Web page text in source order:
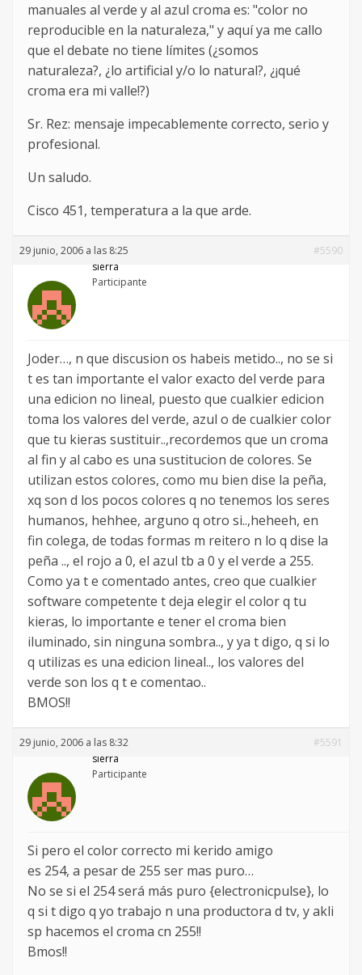
manuales al verde y al azul croma es: "color no
reproducible en la naturaleza," y aquí ya me callo
que el debate no tiene límites (¿somos
naturaleza?, ¿lo artificial y/o lo natural?, ¿¡qué
croma era mi valle!?)
Sr. Rez: mensaje impecablemente correcto, serio y
profesional.
Un saludo.
Cisco 451, temperatura a la que arde.
29 junio, 2006 a las 8:25
#5590
sierra
Participante
Joder…, n que discusion os habeis metido.., no se si
t es tan importante el valor exacto del verde para
una edicion no lineal, puesto que cualkier edicion
toma los valores del verde, azul o de cualkier color
que tu kieras sustituir..,recordemos que un croma
al fin y al cabo es una sustitucion de colores. Se
utilizan estos colores, como mu bien dise la peña,
xq son d los pocos colores q no tenemos los seres
humanos, hehhee, arguno q otro si..,heheeh, en
fin colega, de todas formas m reitero n lo q dise la
peña .., el rojo a 0, el azul tb a 0 y el verde a 255.
Como ya t e comentado antes, creo que cualkier
software competente t deja elegir el color q tu
kieras, lo importante e tener el croma bien
iluminado, sin ninguna sombra.., y ya t digo, q si lo
q utilizas es una edicion lineal.., los valores del
verde son los q t e comentao..
BMOS!!
29 junio, 2006 a las 8:32
#5591
sierra
Participante
Si pero el color correcto mi kerido amigo
es 254, a pesar de 255 ser mas puro…
No se si el 254 será más puro {electronicpulse}, lo
q si t digo q yo trabajo n una productora d tv, y akli
sp hacemos el croma cn 255!!
Bmos!!